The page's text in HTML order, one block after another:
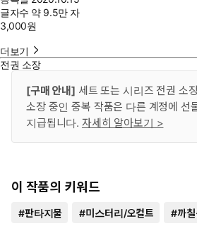
글자수 약 9.5만 자
3,000원
더보기
전권 소장
[구매 안내] 세트 또는 시리즈 전권 소
소장 중인 중복 작품은 다른 계정에 선
지급됩니다. 자세히 알아보기 >
이 작품의 키워드
#판타지물 #미스터리/오컬트 #까